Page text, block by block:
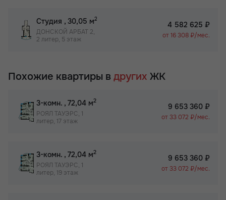
Студия , 30,05 м2
ДОНСКОЙ АРБАТ 2,
2 литер, 5 этаж
4 582 625 ₽
от 16 308 ₽/мес.
Похожие квартиры в других ЖК
3-комн. , 72,04 м2
РОЯЛ ТАУЭРС, 1
литер, 17 этаж
9 653 360 ₽
от 33 072 ₽/мес.
3-комн. , 72,04 м2
РОЯЛ ТАУЭРС, 1
литер, 19 этаж
9 653 360 ₽
от 33 072 ₽/мес.